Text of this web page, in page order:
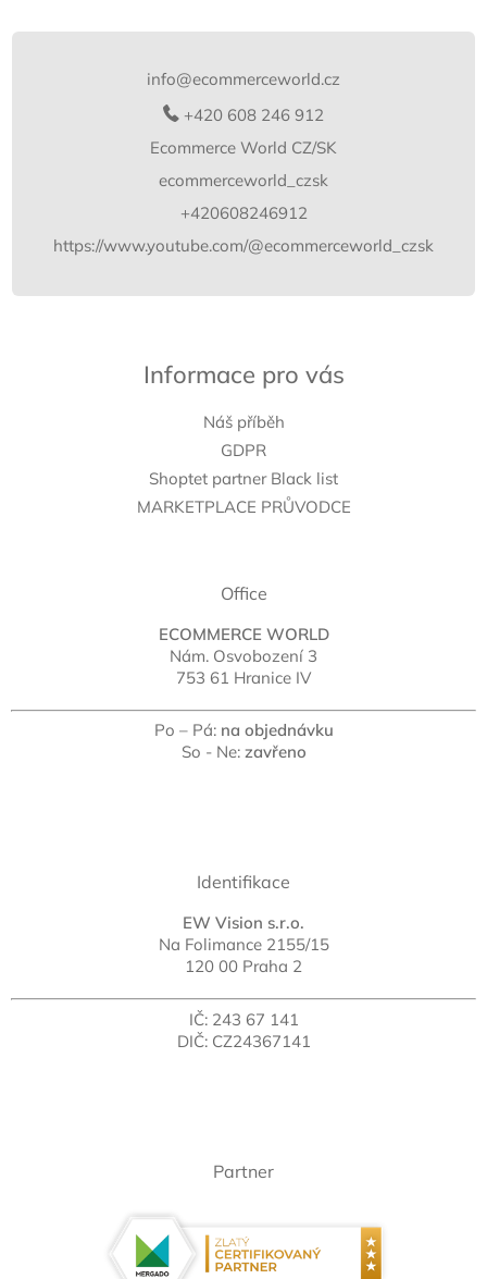
info@ecommerceworld.cz
+420 608 246 912
Ecommerce World CZ/SK
ecommerceworld_czsk
+420608246912
https://www.youtube.com/@ecommerceworld_czsk
Informace pro vás
Náš příběh
GDPR
Shoptet partner Black list
MARKETPLACE PRŮVODCE
Office
ECOMMERCE WORLD
Nám. Osvobození 3
753 61 Hranice IV
Po – Pá: na objednávku
So - Ne: zavřeno
Identifikace
EW Vision s.r.o.
Na Folimance 2155/15
120 00 Praha 2
IČ: 243 67 141
DIČ: CZ24367141
Partner